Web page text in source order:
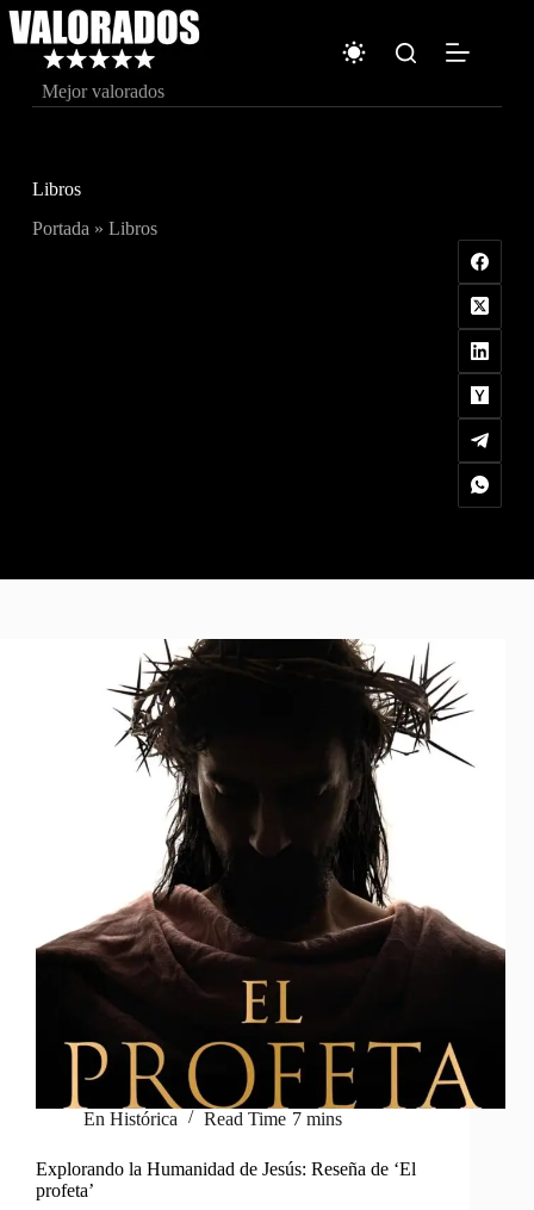
Saltar
al
contenido
Mejor valorados
Libros
Portada » Libros
En Histórica Read Time 7 mins
Explorando la Humanidad de Jesús: Reseña de ‘El
profeta’